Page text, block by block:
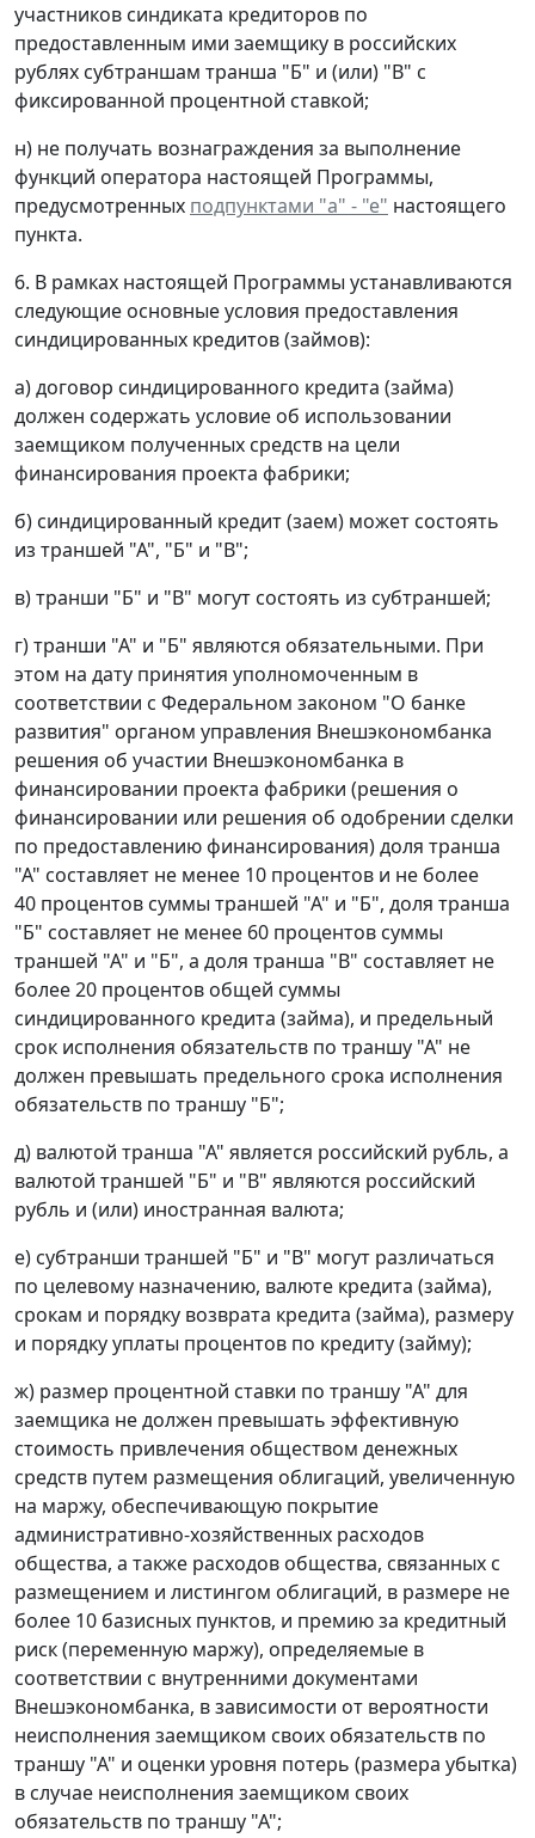
участников синдиката кредиторов по
предоставленным ими заемщику в российских
рублях субтраншам транша "Б" и (или) "В" с
фиксированной процентной ставкой;
н) не получать вознаграждения за выполнение
функций оператора настоящей Программы,
предусмотренных подпунктами "а" - "е" настоящего
пункта.
6. В рамках настоящей Программы устанавливаются
следующие основные условия предоставления
синдицированных кредитов (займов):
а) договор синдицированного кредита (займа)
должен содержать условие об использовании
заемщиком полученных средств на цели
финансирования проекта фабрики;
б) синдицированный кредит (заем) может состоять
из траншей "А", "Б" и "В";
в) транши "Б" и "В" могут состоять из субтраншей;
г) транши "А" и "Б" являются обязательными. При
этом на дату принятия уполномоченным в
соответствии с Федеральном законом "О банке
развития" органом управления Внешэкономбанка
решения об участии Внешэкономбанка в
финансировании проекта фабрики (решения о
финансировании или решения об одобрении сделки
по предоставлению финансирования) доля транша
"А" составляет не менее 10 процентов и не более
40 процентов суммы траншей "А" и "Б", доля транша
"Б" составляет не менее 60 процентов суммы
траншей "А" и "Б", а доля транша "В" составляет не
более 20 процентов общей суммы
синдицированного кредита (займа), и предельный
срок исполнения обязательств по траншу "А" не
должен превышать предельного срока исполнения
обязательств по траншу "Б";
д) валютой транша "А" является российский рубль, а
валютой траншей "Б" и "В" являются российский
рубль и (или) иностранная валюта;
е) субтранши траншей "Б" и "В" могут различаться
по целевому назначению, валюте кредита (займа),
срокам и порядку возврата кредита (займа), размеру
и порядку уплаты процентов по кредиту (займу);
ж) размер процентной ставки по траншу "А" для
заемщика не должен превышать эффективную
стоимость привлечения обществом денежных
средств путем размещения облигаций, увеличенную
на маржу, обеспечивающую покрытие
административно-хозяйственных расходов
общества, а также расходов общества, связанных с
размещением и листингом облигаций, в размере не
более 10 базисных пунктов, и премию за кредитный
риск (переменную маржу), определяемые в
соответствии с внутренними документами
Внешэкономбанка, в зависимости от вероятности
неисполнения заемщиком своих обязательств по
траншу "А" и оценки уровня потерь (размера убытка)
в случае неисполнения заемщиком своих
обязательств по траншу "А";